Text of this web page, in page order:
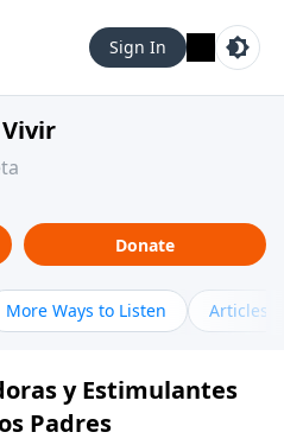
Sign In
Donate
More Ways to Listen Articles
y Estimulantes
Padres